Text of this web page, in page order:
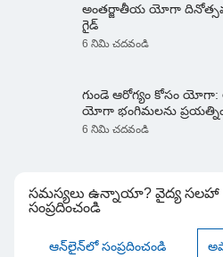
అంతర్జాతీయ యోగా
గైడ్
6 నిమి చదవండి
గుండె ఆరోగ్యం కోసం యోగా:
యోగా భంగిమలను
6 నిమి చదవండి
సమస్యలు ఉన్నాయా? వైద్య సలహా
సంప్రదించండి
ఆన్‌లైన్‌లో సంప్రదించండి